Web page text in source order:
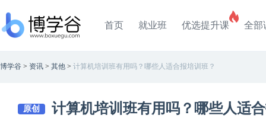
首页 就业班 优选提升课 全部
博学谷 > 资讯 > 其他 > 计算机培训班有用吗？哪些人适合报培训班？
原创 计算机培训班有用吗？哪些人适